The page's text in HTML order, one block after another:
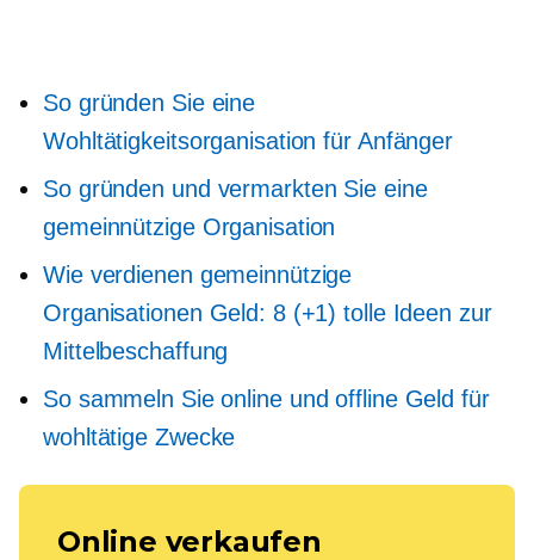
So gründen Sie eine
Wohltätigkeitsorganisation für Anfänger
So gründen und vermarkten Sie eine
gemeinnützige Organisation
Wie verdienen gemeinnützige
Organisationen Geld: 8 (+1) tolle Ideen zur
Mittelbeschaffung
So sammeln Sie online und offline Geld für
wohltätige Zwecke
Online verkaufen